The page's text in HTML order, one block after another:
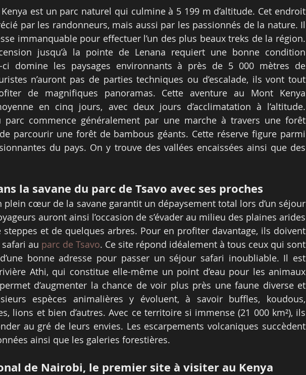
est un parc naturel qui culmine à 5 199 m d’altitude. Cet endroit
par les randonneurs, mais aussi par les passionnés de la nature. Il
immanquable pour effectuer l’un des plus beaux treks de la région.
jusqu’à la pointe de Lenana requiert une bonne condition
ci domine les paysages environnants à près de 5 000 mètres de
n’auront pas de parties techniques ou d’escalade, ils vont tout
de magnifiques panoramas. Cette aventure au Mont Kenya
en cinq jours, avec deux jours d’acclimatation à l’altitude.
parc commence généralement par une marche à travers une forêt
parcourir une forêt de bambous géants. Cette réserve figure parmi
du pays. On y trouve des vallées encaissées ainsi que des
la savane du parc de Tsavo avec ses proches
plein cœur de la savane garantit un dépaysement total lors d’un séjour
auront ainsi l’occasion de s’évader au milieu des plaines arides
steppes et de quelques arbres. Pour en profiter davantage, ils doivent
au parc de Tsavo. Ce site répond idéalement à tous ceux qui sont
bonne adresse pour passer un séjour safari inoubliable. Il est
Athi, qui constitue elle-même un point d’eau pour les animaux
d’augmenter la chance de voir plus près une faune diverse et
espèces animalières y évoluent, à savoir buffles, koudous,
lions et bien d’autres. Avec ce territoire si immense (21 000 km²), ils
au gré de leurs envies. Les escarpements volcaniques succèdent
ainsi que les galeries forestières.
de Nairobi, le premier site à visiter au Kenya